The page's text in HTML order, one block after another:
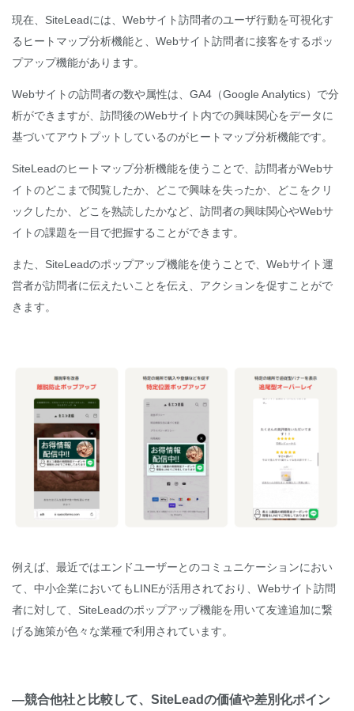
現在、SiteLeadには、Webサイト訪問者のユーザ行動を可視化す
るヒートマップ分析機能と、Webサイト訪問者に接客をするポッ
プアップ機能があります。
Webサイトの訪問者の数や属性は、GA4（Google Analytics）で分
析ができますが、訪問後のWebサイト内での興味関心をデータに
基づいてアウトプットしているのがヒートマップ分析機能です。
SiteLeadのヒートマップ分析機能を使うことで、訪問者がWebサ
イトのどこまで閲覧したか、どこで興味を失ったか、どこをクリ
ックしたか、どこを熟読したかなど、訪問者の興味関心やWebサ
イトの課題を一目で把握することができます。
また、SiteLeadのポップアップ機能を使うことで、Webサイト運
営者が訪問者に伝えたいことを伝え、アクションを促すことがで
きます。
例えば、最近ではエンドユーザーとのコミュニケーションにおい
て、中小企業においてもLINEが活用されており、Webサイト訪問
者に対して、SiteLeadのポップアップ機能を用いて友達追加に繋
げる施策が色々な業種で利用されています。
―競合他社と比較して、SiteLeadの価値や差別化ポイン